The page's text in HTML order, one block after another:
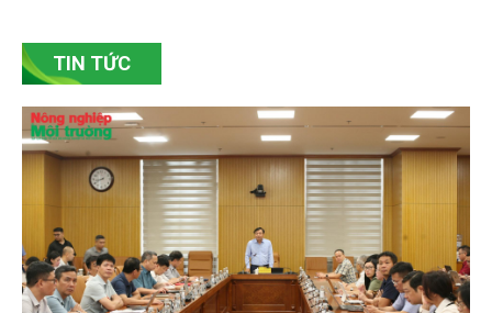
Bắc Ninh, nhiều nghệ nhân và cơ sở sản xuất đã
chủ động đổi mới tư duy, đầu tư công nghệ, xây
TIN TỨC